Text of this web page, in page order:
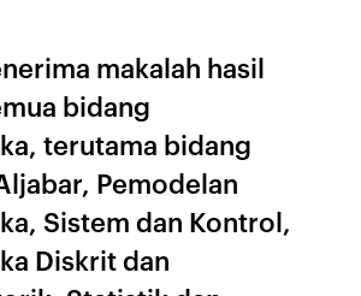
makalah hasil
bidang
terutama bidang
Pemodelan
Sistem dan Kontrol,
Diskrit dan